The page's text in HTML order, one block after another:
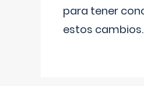
para tener
estos